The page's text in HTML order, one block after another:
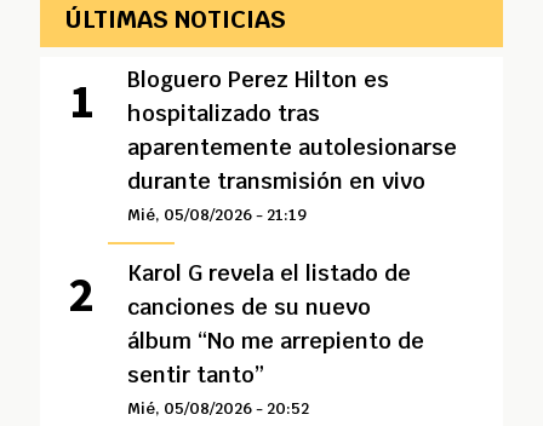
ÚLTIMAS NOTICIAS
Bloguero Perez Hilton es
hospitalizado tras
aparentemente autolesionarse
durante transmisión en vivo
Mié, 05/08/2026 - 21:19
Karol G revela el listado de
canciones de su nuevo
álbum “No me arrepiento de
sentir tanto”
Mié, 05/08/2026 - 20:52